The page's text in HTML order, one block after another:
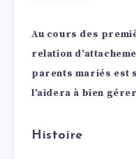
Au cours des
relation
parents mariés est
l’aidera à bien
Histoire